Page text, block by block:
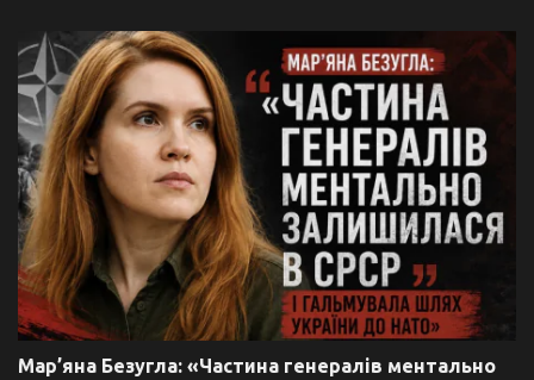
Мар’яна Безугла: «Частина генералів ментально